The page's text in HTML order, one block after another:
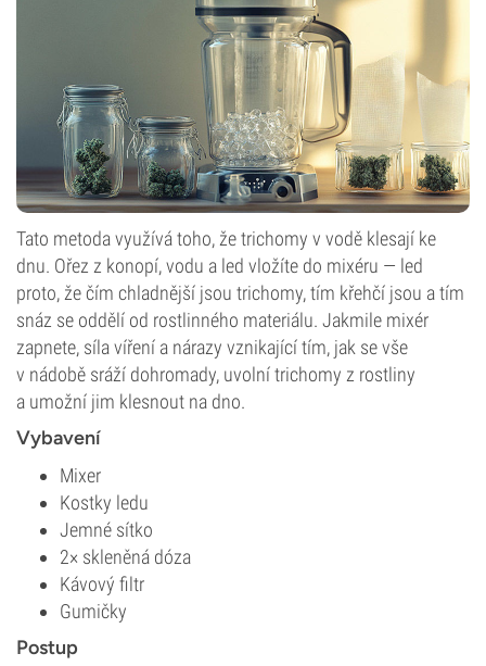
Tato metoda využívá toho, že trichomy v vodě klesají ke
dnu. Ořez z konopí, vodu a led vložíte do mixéru — led
proto, že čím chladnější jsou trichomy, tím křehčí jsou a tím
snáz se oddělí od rostlinného materiálu. Jakmile mixér
zapnete, síla víření a nárazy vznikající tím, jak se vše
v nádobě sráží dohromady, uvolní trichomy z rostliny
a umožní jim klesnout na dno.
Vybavení
Mixer
Kostky ledu
Jemné sítko
2× skleněná dóza
Kávový filtr
Gumičky
Postup